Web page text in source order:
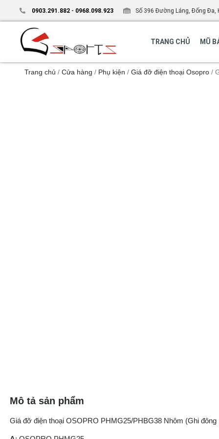
0903.291.882 - 0968.098.923 Số 396 Đường Láng, Đống Đa,
TRANG CHỦ MŨ
Trang chủ / Cửa hàng / Phụ kiện / Giá đỡ điện thoại Osopro /
Mô tả sản phẩm
Giá đỡ điện thoại OSOPRO PHMG25/PHBG38 Nhôm (Ghi đông